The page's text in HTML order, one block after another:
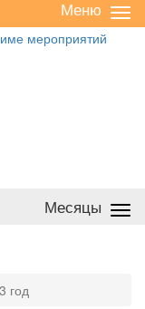
/
Меню
Месяцы
год